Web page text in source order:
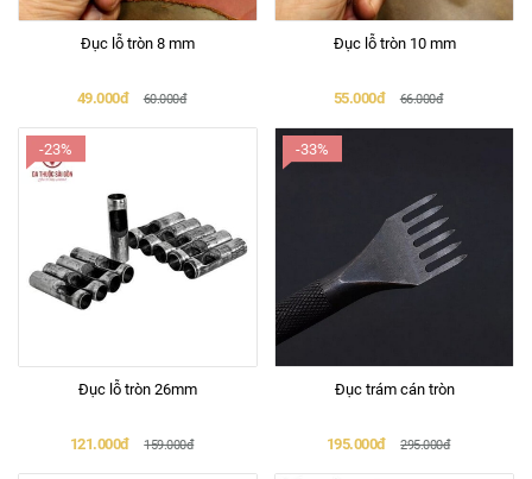
Đục lỗ tròn 8 mm
49.000đ 60.000đ
Đục lỗ tròn 10 mm
55.000đ 66.000đ
-23%
Đục lỗ tròn 26mm
121.000đ 159.000đ
-33%
Đục trám cán tròn
195.000đ 295.000đ